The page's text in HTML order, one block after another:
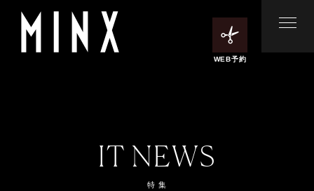
WEB予約
IT NEWS
特 集